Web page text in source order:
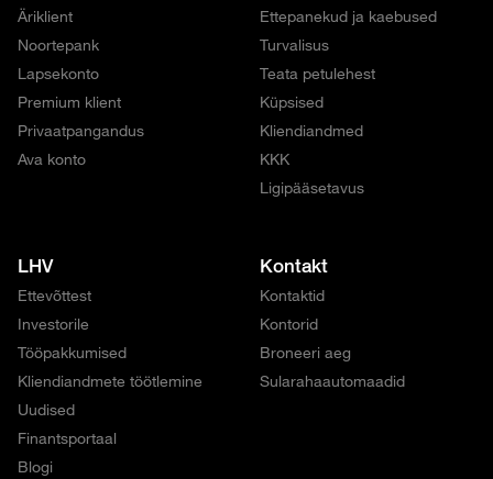
Äriklient
Noortepank
Lapsekonto
Premium klient
Privaatpangandus
Ava konto
Ettepanekud ja kaebused
Turvalisus
Teata petulehest
Küpsised
Kliendiandmed
KKK
Ligipääsetavus
LHV
Ettevõttest
Investorile
Tööpakkumised
Kliendiandmete töötlemine
Uudised
Finantsportaal
Blogi
Kontakt
Kontaktid
Kontorid
Broneeri aeg
Sularahaautomaadid